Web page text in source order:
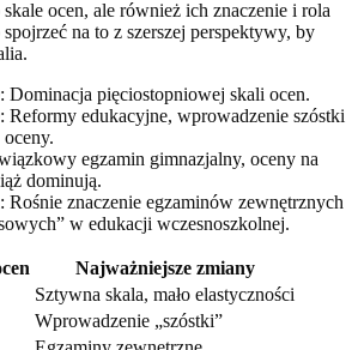
ocen, ale również ich znaczenie i rola
na to z szerszej perspektywy, by
Dominacja pięciostopniowej skali ocen.
Reformy edukacyjne, wprowadzenie szóstki
egzamin gimnazjalny, oceny na
dominują.
Rośnie znaczenie egzaminów zewnętrznych
w edukacji wczesnoszkolnej.
Najważniejsze zmiany
Sztywna skala, mało elastyczności
Wprowadzenie „szóstki”